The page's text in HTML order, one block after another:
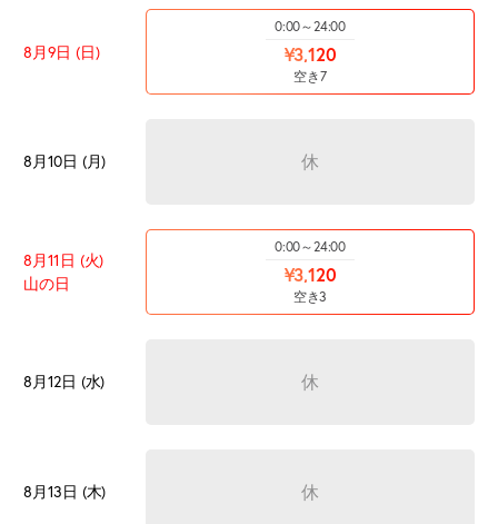
8月9日 (日)
0:00～24:00
¥3,120
空き7
8月10日 (月) 休
8月11日 (火)
山の日
0:00～24:00
¥3,120
空き3
8月12日 (水) 休
8月13日 (木) 休